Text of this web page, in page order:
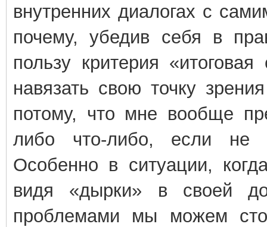
внутренних диалогах с
почему, убедив себя в
пользу критерия
навязать свою точку
потому, что мне вообще
либо что-либо, если не
Особенно в ситуации,
видя «дырки» в своей
проблемами мы можем